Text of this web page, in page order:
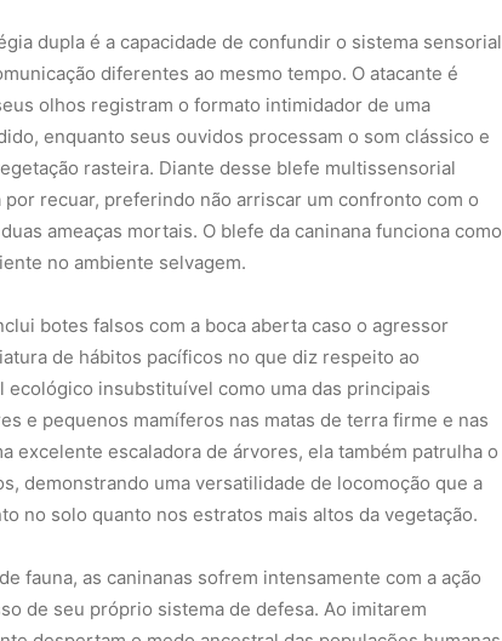
dupla é a capacidade de confundir o sistema sensorial
diferentes ao mesmo tempo. O atacante é
olhos registram o formato intimidador de uma
enquanto seus ouvidos processam o som clássico e
rasteira. Diante desse blefe multissensorial
recuar, preferindo não arriscar um confronto com o
ameaças mortais. O blefe da caninana funciona como
no ambiente selvagem.
botes falsos com a boca aberta caso o agressor
de hábitos pacíficos no que diz respeito ao
ecológico insubstituível como uma das principais
e pequenos mamíferos nas matas de terra firme e nas
excelente escaladora de árvores, ela também patrulha o
demonstrando uma versatilidade de locomoção que a
no solo quanto nos estratos mais altos da vegetação.
fauna, as caninanas sofrem intensamente com a ação
de seu próprio sistema de defesa. Ao imitarem